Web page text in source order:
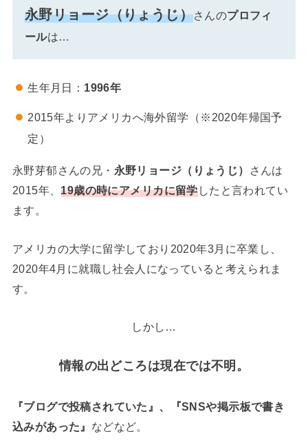
永野リョージ（りょうじ）さんのプロフィ
ールは…
生年月日： 1996年
2015年よりアメリカへ海外留学（※2020年帰国予
定）
永野芽郁さんの兄・ 永野リョージ（りょうじ）
さんは
2015年、 19歳の時にアメリカに留学したと言われてい
ます。
アメリカの大学に留学しており2020年3月に卒業し、
2020年4月に就職し社会人になっていると考えられま
す。
しかし…
情報の出どころは現在では不明。
『ブログで投稿されていた』、『SNSや掲示板で書き
込みがあった』 などなど。